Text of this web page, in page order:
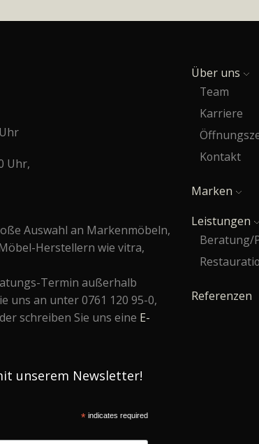
Uhr,
Auswahl an Markenmöbeln,
Herstellern wie vitra,
Termin außerhalb
uns an unter 0761 120 95-0,
schreiben Sie uns eine E-
unserem Newsletter!
*indicates required
Über uns
Team
Karriere
Kontakt
Marken
Leistungen
Beratung/
Referenzen